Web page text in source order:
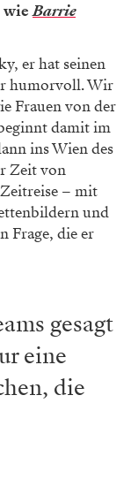
wie Barrie
er hat sei­nen
humor­voll. Wir
Frauen von der
damit im
ins Wien des
Zeit von
– mit
und
Frage, die er
gesagt
eine
die